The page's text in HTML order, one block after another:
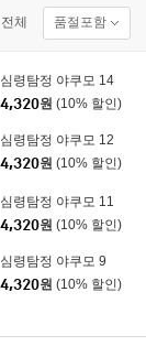
전체 품절포함
심령탐정 야쿠모 14
4,320원 (10% 할인)
심령탐정 야쿠모 12
4,320원 (10% 할인)
심령탐정 야쿠모 11
4,320원 (10% 할인)
심령탐정 야쿠모 9
4,320원 (10% 할인)